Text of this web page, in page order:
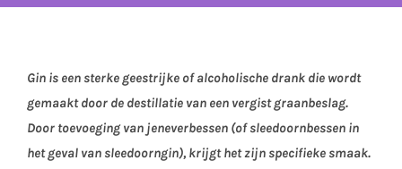
Gin is een sterke geestrijke of alcoholische drank die wordt
gemaakt door de destillatie van een vergist graanbeslag.
Door toevoeging van jeneverbessen (of sleedoornbessen in
het geval van sleedoorngin), krijgt het zijn specifieke smaak.